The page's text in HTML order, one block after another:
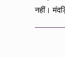
नहीं।